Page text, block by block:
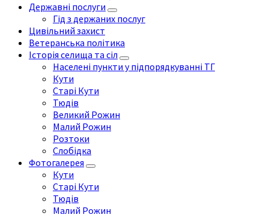
Державні послуги
Гід з держаних послуг
Цивільний захист
Ветеранська політика
Історія селища та сіл
Населені пункти у підпорядкуванні ТГ
Кути
Старі Кути
Тюдів
Великий Рожин
Малий Рожин
Розтоки
Слобідка
Фотогалерея
Кути
Старі Кути
Тюдів
Малий Рожин